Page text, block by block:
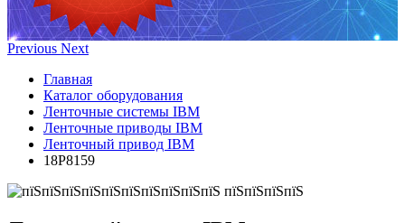
Previous Next
Главная
Каталог оборудования
Ленточные системы IBM
Ленточные приводы IBM
Ленточный привод IBM
18P8159